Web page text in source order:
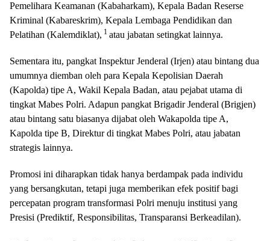
Pemelihara Keamanan (Kabaharkam), Kepala Badan Reserse
Kriminal (Kabareskrim), Kepala Lembaga Pendidikan dan
Pelatihan (Kalemdiklat), 1 atau jabatan setingkat lainnya.
Sementara itu, pangkat Inspektur Jenderal (Irjen) atau bintang dua
umumnya diemban oleh para Kepala Kepolisian Daerah
(Kapolda) tipe A, Wakil Kepala Badan, atau pejabat utama di
tingkat Mabes Polri. Adapun pangkat Brigadir Jenderal (Brigjen)
atau bintang satu biasanya dijabat oleh Wakapolda tipe A,
Kapolda tipe B, Direktur di tingkat Mabes Polri, atau jabatan
strategis lainnya.
Promosi ini diharapkan tidak hanya berdampak pada individu
yang bersangkutan, tetapi juga memberikan efek positif bagi
percepatan program transformasi Polri menuju institusi yang
Presisi (Prediktif, Responsibilitas, Transparansi Berkeadilan).